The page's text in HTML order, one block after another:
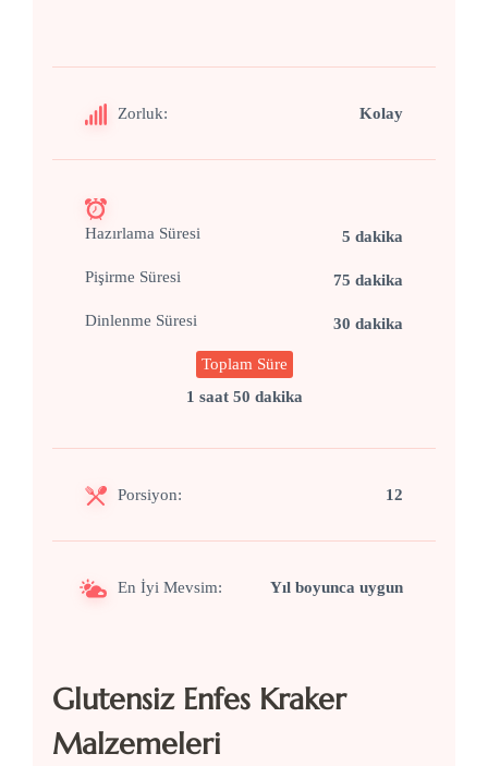
Zorluk: Kolay
Hazırlama Süresi 5 dakika
Pişirme Süresi 75 dakika
Dinlenme Süresi 30 dakika
Toplam Süre
1 saat 50 dakika
Porsiyon: 12
En İyi Mevsim: Yıl boyunca uygun
Glutensiz Enfes Kraker
Malzemeleri